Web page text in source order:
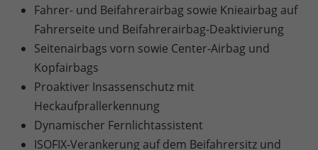
Fahrer- und Beifahrerairbag sowie Knieairbag auf
Fahrerseite und Beifahrerairbag-Deaktivierung
Seitenairbags vorn sowie Center-Airbag und
Kopfairbags
Proaktiver Insassenschutz mit
Heckaufprallerkennung
Dynamischer Fernlichtassistent
ISOFIX-Verankerung auf dem Beifahrersitz und